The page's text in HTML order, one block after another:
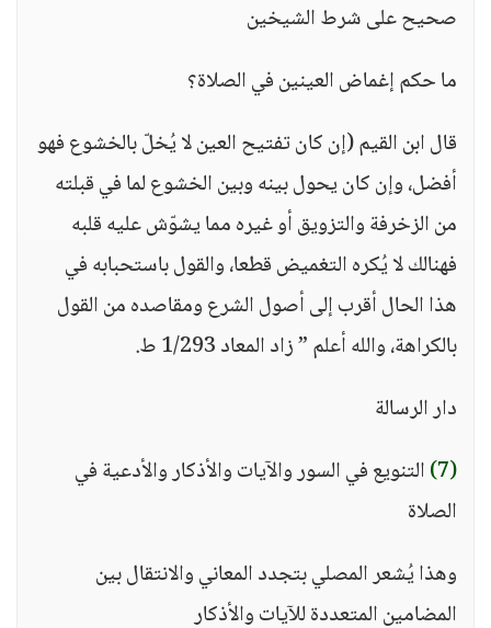
صحيح على شرط الشيخين
ما حكم إغماض العينين في الصلاة؟
قال ابن القيم (إن كان تفتيح العين لا يُخلّ بالخشوع فهو
أفضل، وإن كان يحول بينه وبين الخشوع لما في قبلته
من الزخرفة والتزويق أو غيره مما يشوّش عليه قلبه
فهنالك لا يُكره التغميض قطعا، والقول باستحبابه في
هذا الحال أقرب إلى أصول الشرع ومقاصده من القول
بالكراهة، والله أعلم ” زاد المعاد 1/293 ط.
دار الرسالة
(7)
التنويع في السور والآيات والأذكار والأدعية في
الصلاة
وهذا يُشعر المصلي بتجدد المعاني والانتقال بين
المضامين المتعددة للآيات والأذكار